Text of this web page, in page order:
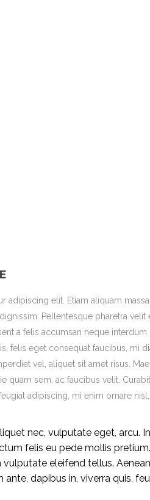
adipiscing elit. Etiam aliquam
Pellentesque pharetra
a felis accumsan neque
felis eget consequat faucibus, mi
vel, aliquet sit amet risus.
quam sem, ac faucibus velit.
adipiscing, mi enim ornare
nec, vulputate eget, arcu.
felis eu pede mollis
vulputate eleifend tellus.
dapibus in, viverra quis,